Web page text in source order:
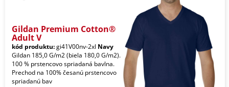
Gildan Premium Cotton®
Adult V
kód produktu:gi41V00nv-2xl Navy
Gildan 185,0 G/m2 (biela 180,0 G/m2).
100 % prstencovo spriadaná bavlna.
Prechod na 100% česanú prstencovo
spriadanú bav